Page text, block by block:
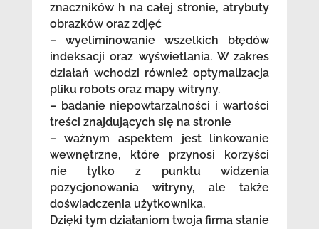
znaczników h na całej stronie, atrybuty
obrazków oraz zdjęć
– wyeliminowanie wszelkich błędów
indeksacji oraz wyświetlania. W zakres
działań wchodzi również optymalizacja
pliku robots oraz mapy witryny.
– badanie niepowtarzalności i wartości
treści znajdujących się na stronie
– ważnym aspektem jest linkowanie
wewnętrzne, które przynosi korzyści
nie tylko z punktu widzenia
pozycjonowania witryny, ale także
doświadczenia użytkownika.
Dzięki tym działaniom twoja firma stanie